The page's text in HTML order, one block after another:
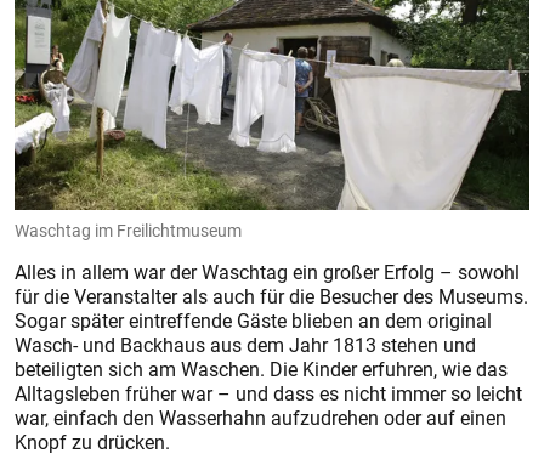
Waschtag im Freilichtmuseum
Alles in allem war der Waschtag ein großer Erfolg – sowohl
für die Veranstalter als auch für die Besucher des Museums.
Sogar später eintreffende Gäste blieben an dem original
Wasch- und Backhaus aus dem Jahr 1813 stehen und
beteiligten sich am Waschen. Die Kinder erfuhren, wie das
Alltagsleben früher war – und dass es nicht immer so leicht
war, einfach den Wasserhahn aufzudrehen oder auf einen
Knopf zu drücken.